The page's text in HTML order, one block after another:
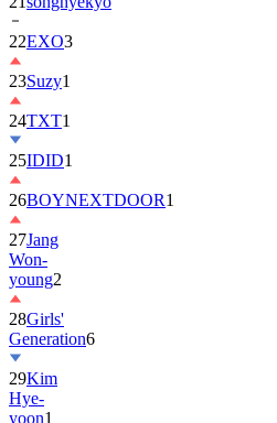
22EXO3
23Suzy1
24TXT1
25IDID1
26BOYNEXTDOOR1
27Jang
Won-
young2
28Girls'
Generation6
29Kim
Hye-
yoon1